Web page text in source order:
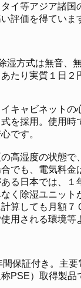
タイ等アジア諸
い評価を得ていま
方式は無音、
あたり実質１日
イキャビネット
を採用。使用時
です。
高湿度の状態で
でも、電気料金
る日本では、１
く除湿ユニット
算しても月額７
使用される環境
間保証付き。主
称PSE）取得製品